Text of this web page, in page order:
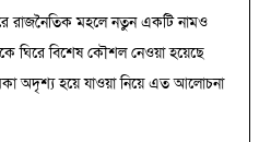
রাজনৈতিক মহলে নতুন একটি নামও
ঘিরে বিশেষ কৌশল নেওয়া হয়েছে
অদৃশ্য হয়ে যাওয়া নিয়ে এত আলোচনা